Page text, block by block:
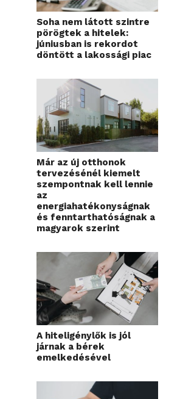
Soha nem látott szintre
pörögtek a hitelek:
júniusban is rekordot
döntött a lakossági piac
Már az új otthonok
tervezésénél kiemelt
szempontnak kell lennie
az
energiahatékonyságnak
és fenntarthatóságnak a
magyarok szerint
A hiteligénylők is jól
járnak a bérek
emelkedésével